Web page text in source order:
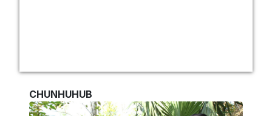
CHUNHUHUB